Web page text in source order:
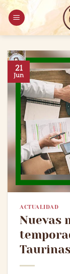
Saltar
contenido
21
Jun
ACTUALIDAD
Nuevas